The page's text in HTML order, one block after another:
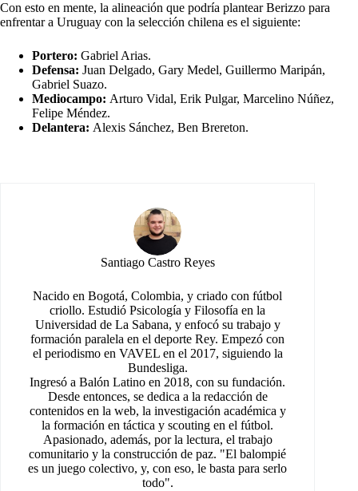
Con esto en mente, la alineación que podría plantear Berizzo para
enfrentar a Uruguay con la selección chilena es el siguiente:
Portero: Gabriel Arias.
Defensa: Juan Delgado, Gary Medel, Guillermo Maripán,
Gabriel Suazo.
Mediocampo: Arturo Vidal, Erik Pulgar, Marcelino Núñez,
Felipe Méndez.
Delantera: Alexis Sánchez, Ben Brereton.
Santiago Castro Reyes
Nacido en Bogotá, Colombia, y criado con fútbol
criollo. Estudió Psicología y Filosofía en la
Universidad de La Sabana, y enfocó su trabajo y
formación paralela en el deporte Rey. Empezó con
el periodismo en VAVEL en el 2017, siguiendo la
Bundesliga.
Ingresó a Balón Latino en 2018, con su fundación.
Desde entonces, se dedica a la redacción de
contenidos en la web, la investigación académica y
la formación en táctica y scouting en el fútbol.
Apasionado, además, por la lectura, el trabajo
comunitario y la construcción de paz. "El balompié
es un juego colectivo, y, con eso, le basta para serlo
todo".